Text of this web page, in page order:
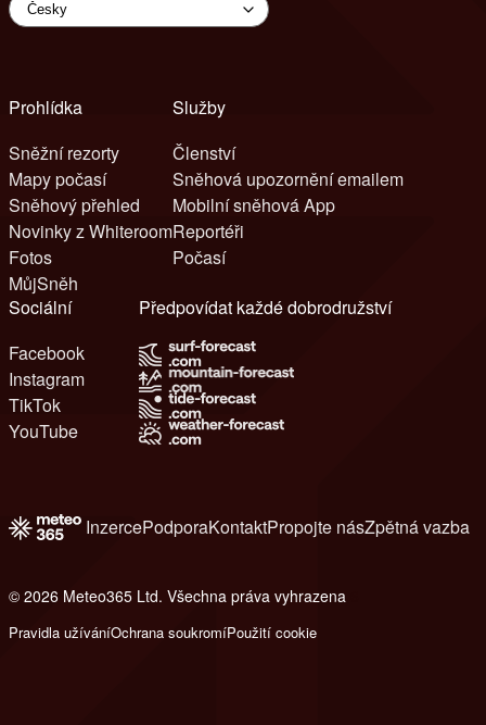
Prohlídka
Sněžní rezorty
Mapy počasí
Sněhový přehled
Novinky z Whiteroom
Fotos
MůjSněh
Služby
Členství
Sněhová upozornění emailem
Mobilní sněhová App
Reportéři
Počasí
Sociální
Facebook
Instagram
TikTok
YouTube
Předpovídat každé dobrodružství
InzercePodporaKontaktPropojte násZpětná vazba
© 2026 Meteo365 Ltd. Všechna práva vyhrazena
Pravidla užíváníOchrana soukromíPoužití cookie